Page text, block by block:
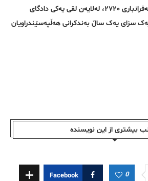
کوردستان، لە ئاکامدا لە بەفرانباری ٢٧٢٠، لەلایەن لقی یەکی دادگای
سزای یەک ساڵ بەندکرانی هەڵپەسێندراویان
بیشتری از این نویسندە
0
Facebook